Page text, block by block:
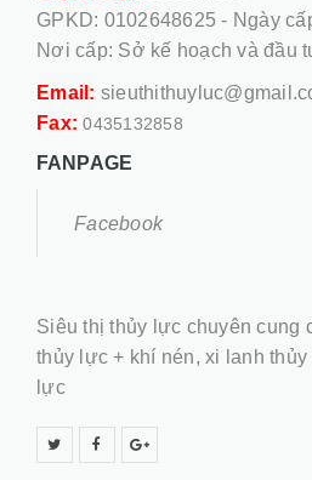
GPKD: 0102648625 - Ngày
Nơi cấp: Sở kế hoạch và đầu
Email:
Fax:0435132858
FANPAGE
Facebook
Siêu thị thủy lực chuyên cung
thủy lực + khí nén, xi lanh
lực